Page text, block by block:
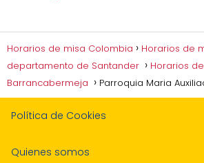
Horarios de misa Colombia
Horarios de
departamento de Santander
Horarios
Barrancabermeja
Parroquia Maria
Política de Cookies
Quienes somos